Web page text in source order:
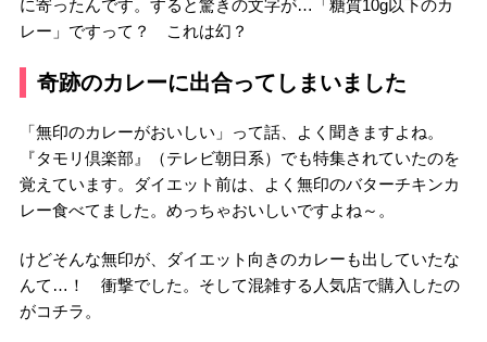
に寄ったんです。すると驚きの文字が…「糖質10g以下のカ
レー」ですって？ これは幻？
奇跡のカレーに出合ってしまいました
「無印のカレーがおいしい」って話、よく聞きますよね。
『タモリ倶楽部』（テレビ朝日系）でも特集されていたのを
覚えています。ダイエット前は、よく無印のバターチキンカ
レー食べてました。めっちゃおいしいですよね～。
けどそんな無印が、ダイエット向きのカレーも出していたな
んて…！ 衝撃でした。そして混雑する人気店で購入したの
がコチラ。